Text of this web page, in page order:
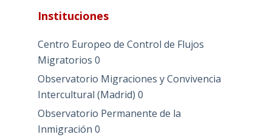
Instituciones
Centro Europeo de Control de Flujos
Migratorios 0
Observatorio Migraciones y Convivencia
Intercultural (Madrid) 0
Observatorio Permanente de la
Inmigración 0